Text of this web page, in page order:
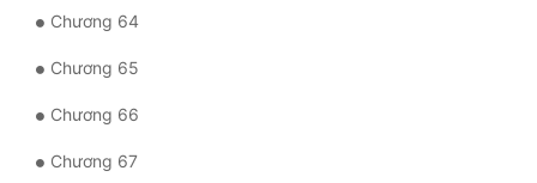
Chương 64
Chương 65
Chương 66
Chương 67